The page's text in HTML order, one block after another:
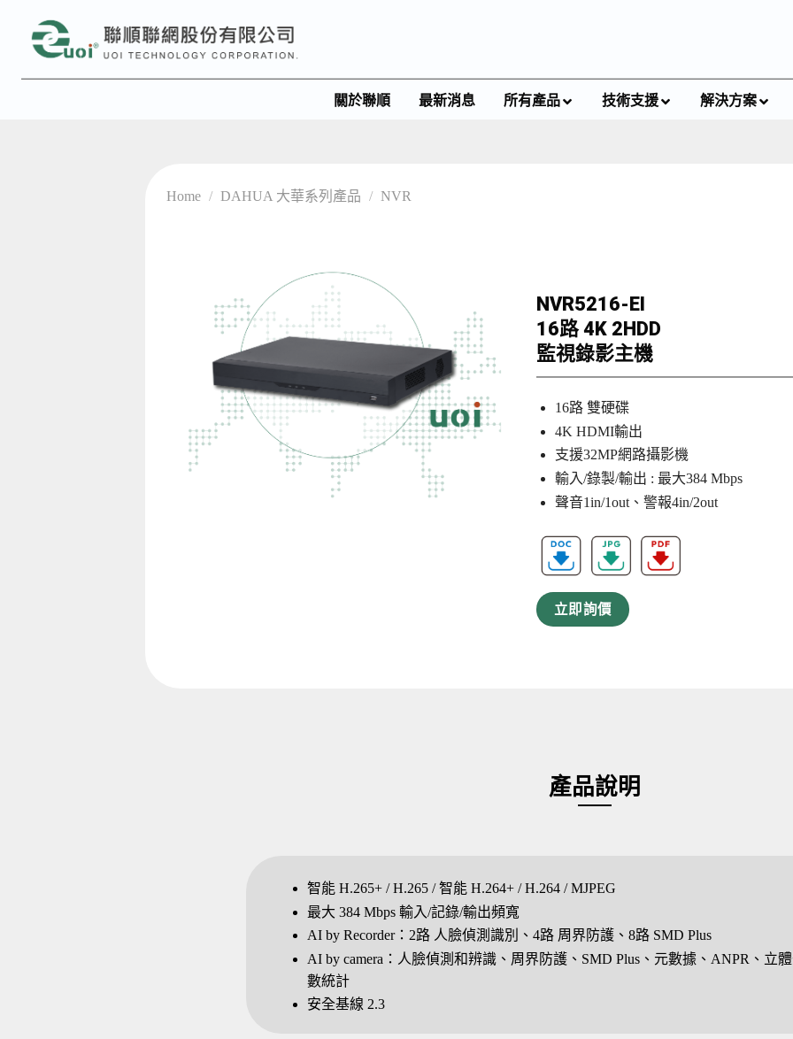
關於聯順 最新消息 所有產品 技術支援 解決方案
Home / DAHUA 大華系列產品 / NVR
NVR5216-EI
16路 4K 2HDD
監視錄影主機
16路 雙硬碟
4K HDMI輸出
支援32MP網路攝影機
輸入/錄製/輸出 : 最大384 Mbps
聲音1in/1out、警報4in/2out
立即詢價
產品說明
智能 H.265+ / H.265 / 智能 H.264+ / H.264 / MJPEG
最大 384 Mbps 輸入/記錄/輸出頻寬
AI by Recorder：2路 人臉偵測識別、4路 周界防護、8路 SMD Plus
AI by camera：人臉偵測和辨識、周界防護、SMD Plus、元數據、ANPR、立
數統計
安全基線 2.3